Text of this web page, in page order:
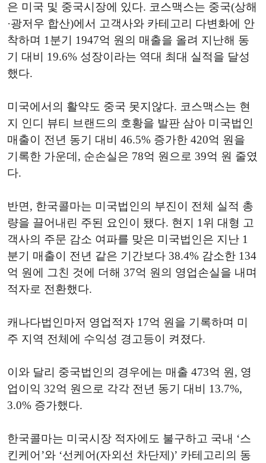
은 미국 및 중국시장에 있다. 코스맥스는 중국(상해
·광저우 합산)에서 고객사와 카테고리 다변화에 안
착하며 1분기 1947억 원의 매출을 올려 지난해 동
기 대비 19.6% 성장이라는 역대 최대 실적을 달성
했다.
미국에서의 활약도 중국 못지않다. 코스맥스는 현
지 인디 뷰티 브랜드의 호황을 발판 삼아 미국법인
매출이 전년 동기 대비 46.5% 증가한 420억 원을
기록한 가운데, 순손실은 78억 원으로 39억 원 줄였
다.
반면, 한국콜마는 미국법인의 부진이 전체 실적 총
량을 끌어내린 주된 요인이 됐다. 현지 1위 대형 고
객사의 주문 감소 여파를 맞은 미국법인은 지난 1
분기 매출이 전년 같은 기간보다 38.4% 감소한 134
억 원에 그친 것에 더해 37억 원의 영업손실을 내며
적자로 전환했다.
캐나다법인마저 영업적자 17억 원을 기록하며 미
주 지역 전체에 수익성 경고등이 켜졌다.
이와 달리 중국법인의 경우에는 매출 473억 원, 영
업이익 32억 원으로 각각 전년 동기 대비 13.7%,
3.0% 증가했다.
한국콜마는 미국시장 적자에도 불구하고 국내 ‘스
킨케어’와 ‘선케어(자외선 차단제)’ 카테고리의 동